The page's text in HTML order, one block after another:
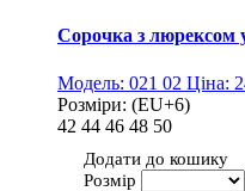
Сорочка з люрексом
Модель: 021 02 Ціна:
Розміри: (EU+6)
42 44 46 48 50
Додати до кошику
Розмір